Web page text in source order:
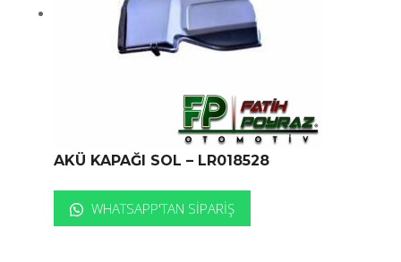
AKÜ KAPAĞI SOL – LR018528
WHATSAPP'TAN SIPARIŞ